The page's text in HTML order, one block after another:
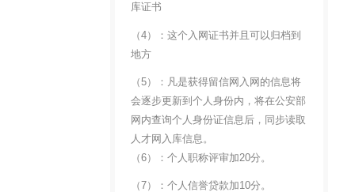
库证书
（4）：这个入网证书并且可以归档到
地方
（5）：凡是获得留信网入网的信息将
会逐步更新到个人身份内，将在公安部
网内查询个人身份证信息后，同步读取
人才网入库信息。
（6）：个人职称评审加20分。
（7）：个人信誉贷款加10分。